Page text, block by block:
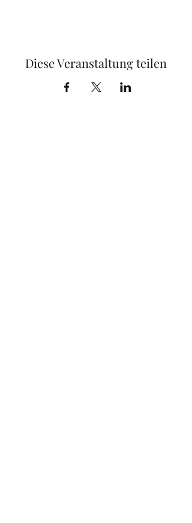
Diese Veranstaltung teilen